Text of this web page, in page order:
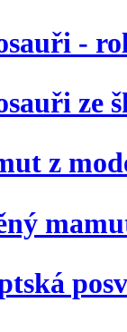
-
ze
z